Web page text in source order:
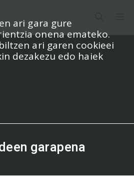
garapena
ari gara gure
onena emateko.
ari garen cookieei
dezakezu edo haiek